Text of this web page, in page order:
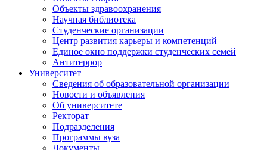
Объекты здравоохранения
Научная библиотека
Студенческие организации
Центр развития карьеры и компетенций
Единое окно поддержки студенческих семей
Антитеррор
Университет
Сведения об образовательной организации
Новости и объявления
Об университете
Ректорат
Подразделения
Программы вуза
Документы